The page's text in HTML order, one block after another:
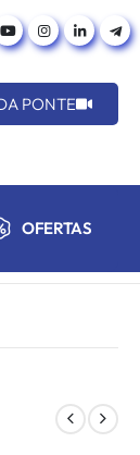
PONTE
OFERTAS